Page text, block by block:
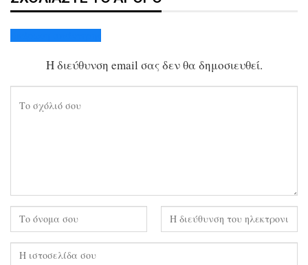
Η διεύθυνση email σας δεν θα δημοσιευθεί.